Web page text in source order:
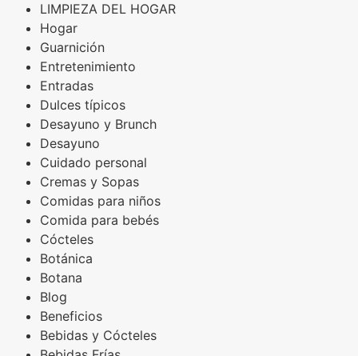
LIMPIEZA DEL HOGAR
Hogar
Guarnición
Entretenimiento
Entradas
Dulces típicos
Desayuno y Brunch
Desayuno
Cuidado personal
Cremas y Sopas
Comidas para niños
Comida para bebés
Cócteles
Botánica
Botana
Blog
Beneficios
Bebidas y Cócteles